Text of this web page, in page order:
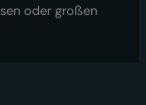
oder großen